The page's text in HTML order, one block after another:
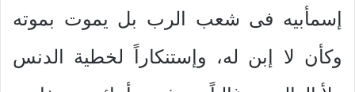
إسمأبيه فى شعب الرب بل يموت بموته
وكأن لا إبن له، وإستنكاراً لخطية الدنس